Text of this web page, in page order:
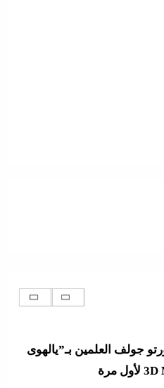
جولف العلمين بـ”يالهوى